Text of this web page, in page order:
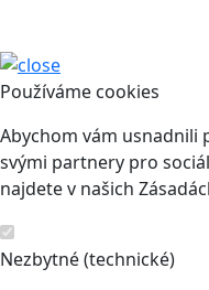
Používáme cookies
Abychom vám usnadnili
svými partnery pro
najdete v našich
Nezbytné (technické)